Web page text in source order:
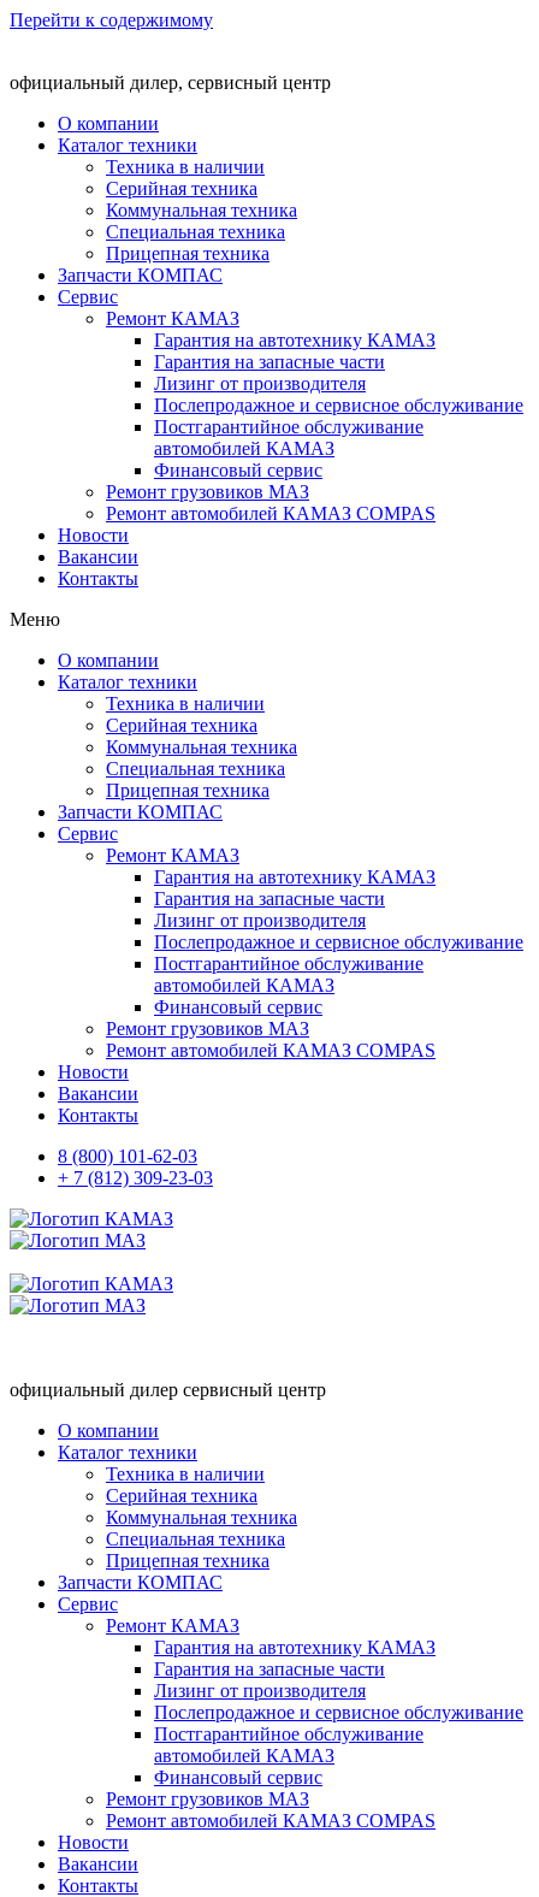
Перейти к содержимому
официальный дилер, сервисный центр
О компании
Каталог техники
Техника в наличии
Серийная техника
Коммунальная техника
Специальная техника
Прицепная техника
Запчасти КОМПАС
Сервис
Ремонт КАМАЗ
Гарантия на автотехнику КАМАЗ
Гарантия на запасные части
Лизинг от производителя
Послепродажное и сервисное обслуживание
Постгарантийное обслуживание
автомобилей КАМАЗ
Финансовый сервис
Ремонт грузовиков МАЗ
Ремонт автомобилей КАМАЗ COMPAS
Новости
Вакансии
Контакты
Меню
О компании
Каталог техники
Техника в наличии
Серийная техника
Коммунальная техника
Специальная техника
Прицепная техника
Запчасти КОМПАС
Сервис
Ремонт КАМАЗ
Гарантия на автотехнику КАМАЗ
Гарантия на запасные части
Лизинг от производителя
Послепродажное и сервисное обслуживание
Постгарантийное обслуживание
автомобилей КАМАЗ
Финансовый сервис
Ремонт грузовиков МАЗ
Ремонт автомобилей КАМАЗ COMPAS
Новости
Вакансии
Контакты
8 (800) 101-62-03
+ 7 (812) 309-23-03
официальный дилер сервисный центр
О компании
Каталог техники
Техника в наличии
Серийная техника
Коммунальная техника
Специальная техника
Прицепная техника
Запчасти КОМПАС
Сервис
Ремонт КАМАЗ
Гарантия на автотехнику КАМАЗ
Гарантия на запасные части
Лизинг от производителя
Послепродажное и сервисное обслуживание
Постгарантийное обслуживание
автомобилей КАМАЗ
Финансовый сервис
Ремонт грузовиков МАЗ
Ремонт автомобилей КАМАЗ COMPAS
Новости
Вакансии
Контакты